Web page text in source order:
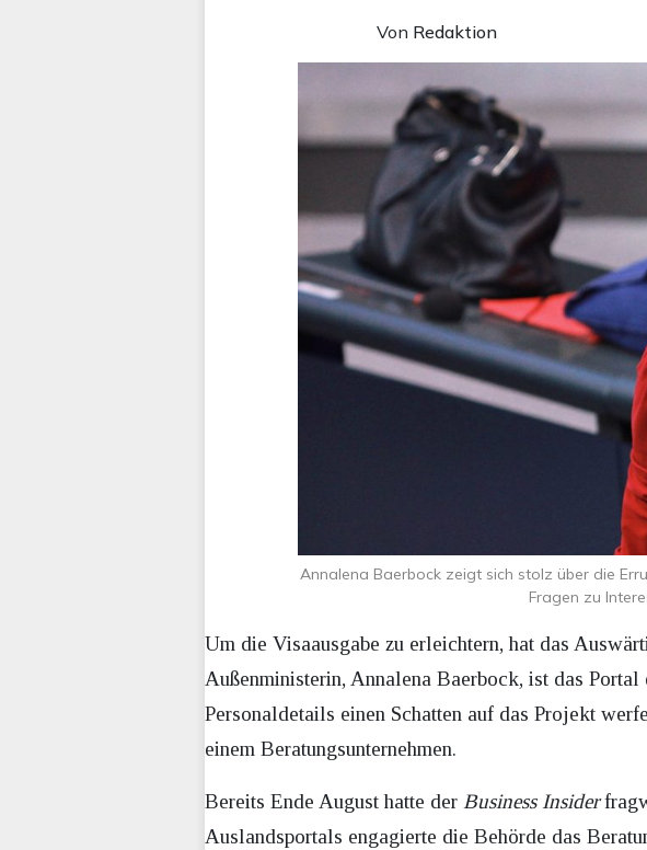
Von Redaktion
Annalena Baerbock zeigt sich stolz über die
Fragen zu
Um die Visaausgabe zu erleichtern, hat das
Außenministerin, Annalena Baerbock, ist das
Personaldetails einen Schatten auf das Projekt
einem Beratungsunternehmen.
Bereits Ende August hatte der Business Insider
Auslandsportals engagierte die Behörde das